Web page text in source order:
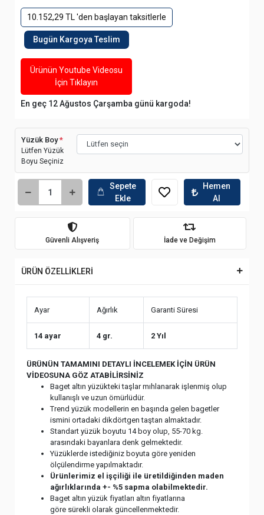
10.152,29 TL 'den başlayan taksitlerle
Bugün Kargoya Teslim
Ürünün Youtube Videosu
İçin Tıklayın
En geç 12 Ağustos Çarşamba günü kargoda!
Yüzük Boy*
Lütfen Yüzük
Boyu Seçiniz
Sepete
Ekle
Hemen
Al
Güvenli Alışveriş İade ve Değişim
ÜRÜN ÖZELLİKLERİ
Ayar Ağırlık Garanti Süresi
14 ayar 4 gr. 2 Yıl
ÜRÜNÜN TAMAMINI DETAYLI İNCELEMEK İÇİN ÜRÜN
VİDEOSUNA GÖZ ATABİLİRSİNİZ
Baget altın yüzükteki taşlar mıhlanarak işlenmiş olup
kullanışlı ve uzun ömürlüdür.
Trend yüzük modellerin en başında gelen bagetler
ismini ortadaki dikdörtgen taştan almaktadır.
Standart yüzük boyutu 14 boy olup, 55-70 kg.
arasındaki bayanlara denk gelmektedir.
Yüzüklerde istediğiniz boyuta göre yeniden
ölçülendirme yapılmaktadır.
Ürünlerimiz el işçiliği ile üretildiğinden maden
ağırlıklarında +- %5 sapma olabilmektedir.
Baget altın yüzük fiyatları altın fiyatlarına
göre sürekli olarak güncellenmektedir.